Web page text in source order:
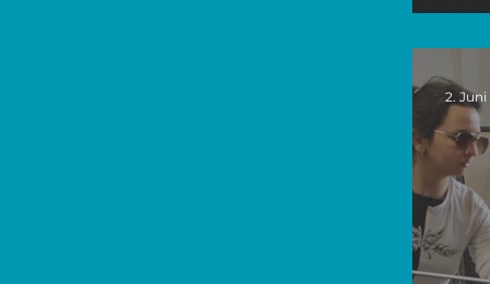
2. Juni